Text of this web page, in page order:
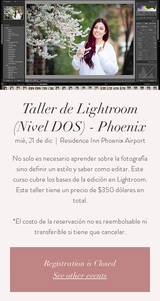
Taller de Lightroom
(Nivel DOS) - Phoenix
mié, 21 de dic
  |
Residence Inn Phoenix Airport
No solo es necesario aprender sobre la fotografía
sino definir un estilo y saber como editar. Este
curso cubre los bases de la edición en Lightroom.
Este taller tiene un precio de $350 dólares en
total.
*El costo de la reservación no es reembolsable ni
transferible si tiene que cancelar.
Registration is Closed
See other events